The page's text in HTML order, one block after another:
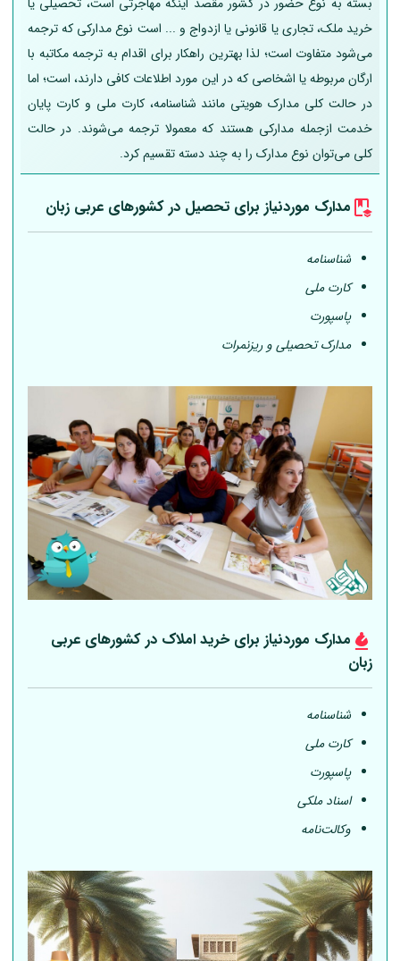
خرید ملک، تجاری یا قانونی یا ازدواج و ... است نوع مدارکی که ترجمه
می‌شود متفاوت است؛ لذا بهترین راهکار برای اقدام به ترجمه مکاتبه با
ارگان مربوطه یا اشخاصی که در این مورد اطلاعات کافی دارند، است؛ اما
در حالت کلی مدارک هویتی مانند شناسنامه، کارت ملی و کارت پایان
خدمت ازجمله مدارکی هستند که معمولا ترجمه می‌شوند. در حالت
کلی می‌توان نوع مدارک را به چند دسته تقسیم کرد.
مدارک موردنیاز برای تحصیل در کشورهای عربی زبان
شناسنامه
کارت ملی
پاسپورت
مدارک تحصیلی و ریزنمرات
مدارک موردنیاز برای خرید املاک در کشورهای عربی
زبان
شناسنامه
کارت ملی
پاسپورت
اسناد ملکی
وکالت‌نامه